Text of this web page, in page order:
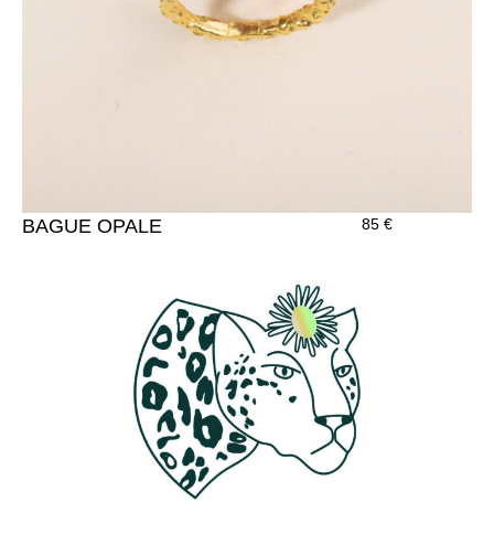
BAGUE OPALE 85 €